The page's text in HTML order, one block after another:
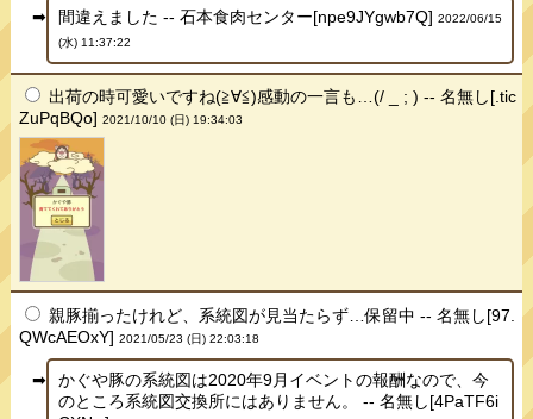
間違えました -- 石本食肉センター[npe9JYgwb7Q] 2022/06/15
(水) 11:37:22
出荷の時可愛いですね(≧∀≦)感動の一言も…(/ _ ; ) -- 名無し[.tic
ZuPqBQo]2021/10/10 (日) 19:34:03
親豚揃ったけれど、系統図が見当たらず…保留中 -- 名無し[97.
QWcAEOxY]2021/05/23 (日) 22:03:18
かぐや豚の系統図は2020年9月イベントの報酬なので、今
のところ系統図交換所にはありません。 -- 名無し[4PaTF6i